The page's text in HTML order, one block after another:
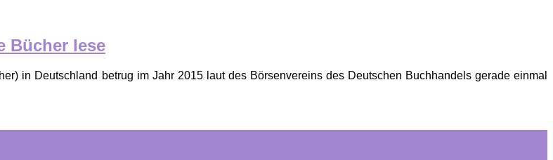
Bücher lese
in Deutschland betrug im Jahr 2015 laut des Börsenvereins des Deutschen Buchhandels gerade einmal